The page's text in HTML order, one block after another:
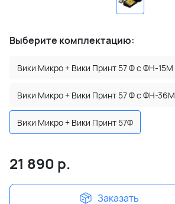
Выберите комплектацию:
Вики Микро + Вики Принт 57 Ф с ФН-15М
Вики Микро + Вики Принт 57 Ф с ФН-36М
Вики Микро + Вики Принт 57Ф
21 890 р.
Заказать